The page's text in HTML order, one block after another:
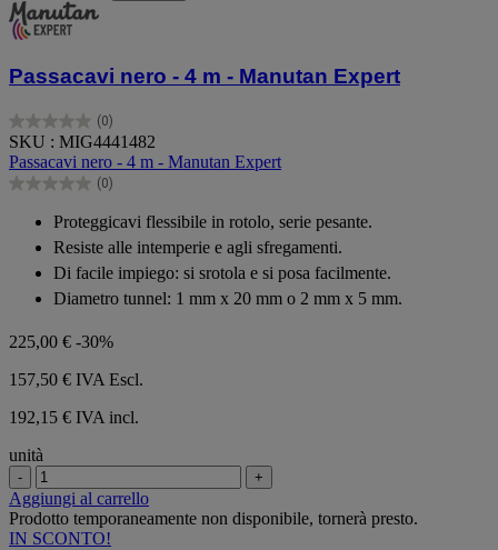
Passacavi nero - 4 m - Manutan Expert
(0)
0.0
su
5
stelle.
SKU : MIG4441482
Passacavi nero - 4 m - Manutan Expert
(0)
0.0
stelle.
Proteggicavi flessibile in rotolo, serie pesante.
Resiste alle intemperie e agli sfregamenti.
Di facile impiego: si srotola e si posa facilmente.
Diametro tunnel: 1 mm x 20 mm o 2 mm x 5 mm.
225,00 € -30%
157,50 € IVA Escl.
192,15 € IVA incl.
unità
- +
Aggiungi al carrello
Prodotto temporaneamente non disponibile, tornerà presto.
IN SCONTO!